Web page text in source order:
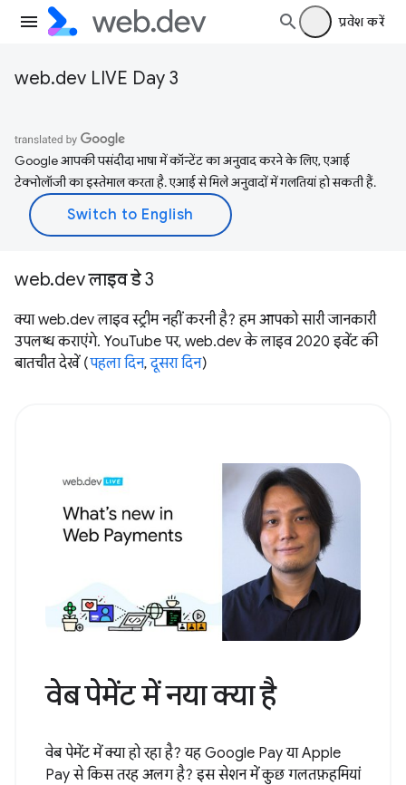
प्रवेश करें
web.dev LIVE Day 3
Google आपकी पसंदीदा भाषा में कॉन्टेंट का अनुवाद करने के लिए, एआई
टेक्नोलॉजी का इस्तेमाल करता है. एआई से मिले अनुवादों में गलतियां हो सकती हैं.
web.dev लाइव डे 3
क्या web.dev लाइव स्ट्रीम नहीं करनी है? हम आपको सारी जानकारी
उपलब्ध कराएंगे. YouTube पर, web.dev के लाइव 2020 इवेंट की
बातचीत देखें (पहला दिन,दूसरा दिन)
वेब पेमेंट में नया क्या है
वेब पेमेंट में क्या हो रहा है? यह Google Pay या Apple
Pay से किस तरह अलग है? इस सेशन में कुछ गलतफ़हमियां